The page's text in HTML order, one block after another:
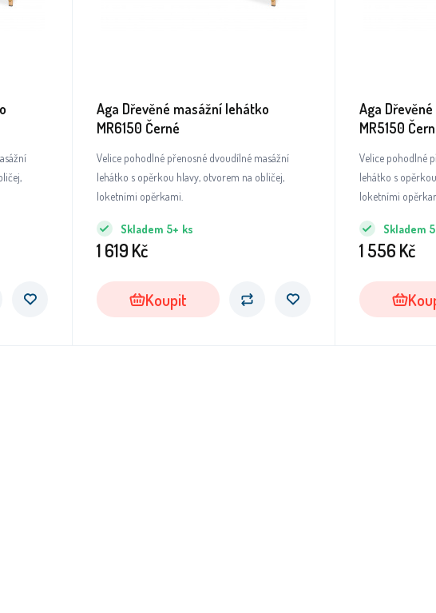
Aga Dřevěné masážní lehátko
MR6150 Černé
Velice pohodlné přenosné dvoudílné masážní
lehátko s opěrkou hlavy, otvorem na obličej,
loketními opěrkami.
Skladem 5+ ks
1 619 Kč
Koupit
Aga
MR5150
Velice pohodlné
lehátko s
loketními
Skladem
1 556 Kč